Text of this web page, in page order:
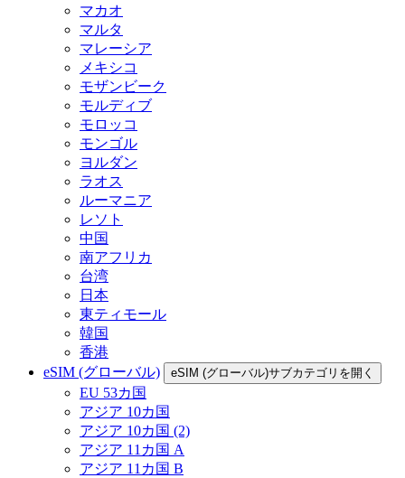
マカオ
マルタ
マレーシア
メキシコ
モザンビーク
モルディブ
モロッコ
モンゴル
ヨルダン
ラオス
ルーマニア
レソト
中国
南アフリカ
台湾
日本
東ティモール
韓国
香港
eSIM (グローバル)
eSIM (グローバル)サブカテゴリを開く
EU 53カ国
アジア 10カ国
アジア 10カ国 (2)
アジア 11カ国 A
アジア 11カ国 B